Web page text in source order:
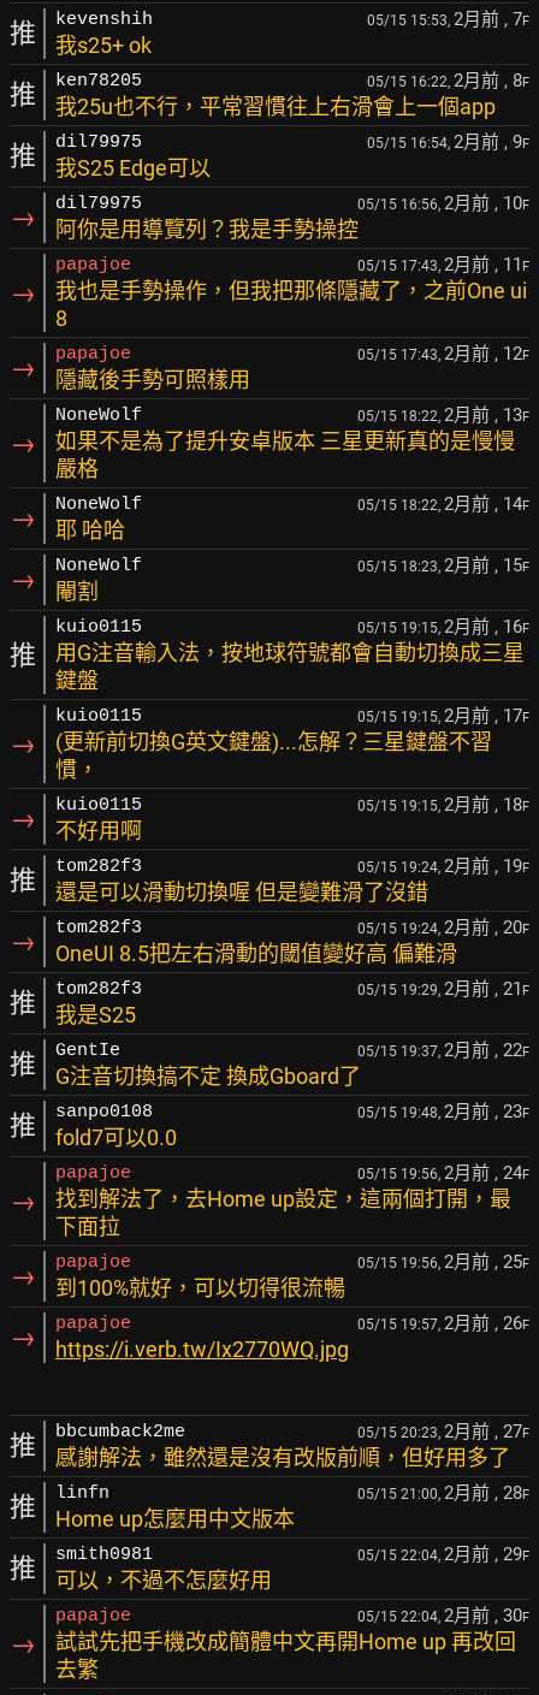
推 kevenshih 05/15 15:53, 2月前 , 7F
我s25+ ok
推 ken78205 05/15 16:22, 2月前 , 8F
我25u也不行，平常習慣往上右滑會上一個app
推 dil79975 05/15 16:54, 2月前 , 9F
我S25 Edge可以
→ dil79975 05/15 16:56, 2月前 , 10F
阿你是用導覽列？我是手勢操控
→
papajoe 05/15 17:43, 2月前 , 11 F
我也是手勢操作，但我把那條隱藏了，之前One ui
8
→ papajoe 05/15 17:43, 2月前 , 12F
隱藏後手勢可照樣用
→
NoneWolf 05/15 18:22, 2月前 , 13F
如果不是為了提升安卓版本 三星更新真的是慢慢
嚴格
→ NoneWolf 05/15 18:22, 2月前 , 14F
耶 哈哈
→ NoneWolf 05/15 18:23, 2月前 , 15F
閹割
推
kuio0115 05/15 19:15, 2月前 , 16F
用G注音輸入法，按地球符號都會自動切換成三星
鍵盤
→
kuio0115 05/15 19:15, 2月前 , 17F
(更新前切換G英文鍵盤)...怎解？三星鍵盤不習
慣，
→ kuio0115 05/15 19:15, 2月前 , 18F
不好用啊
推 tom282f3 05/15 19:24, 2月前 , 19F
還是可以滑動切換喔 但是變難滑了沒錯
→ tom282f3 05/15 19:24, 2月前 , 20F
OneUI 8.5把左右滑動的閾值變好高 偏難滑
推 tom282f3 05/15 19:29, 2月前 , 21 F
我是S25
推 GentIe 05/15 19:37, 2月前 , 22F
G注音切換搞不定 換成Gboard了
推 sanpo0108 05/15 19:48, 2月前 , 23F
fold7可以0.0
→
papajoe 05/15 19:56, 2月前 , 24F
找到解法了，去Home up設定，這兩個打開，最
下面拉
→ papajoe 05/15 19:56, 2月前 , 25F
到100%就好，可以切得很流暢
→ papajoe 05/15 19:57, 2月前 , 26F
https://i.verb.tw/Ix2770WQ.jpg
推 bbcumback2me 05/15 20:23, 2月前 , 27F
感謝解法，雖然還是沒有改版前順，但好用多了
推 linfn 05/15 21:00, 2月前 , 28F
Home up怎麼用中文版本
推 smith0981 05/15 22:04, 2月前 , 29F
可以，不過不怎麼好用
→
papajoe 05/15 22:04, 2月前 , 30F
試試先把手機改成簡體中文再開Home up 再改回
去繁